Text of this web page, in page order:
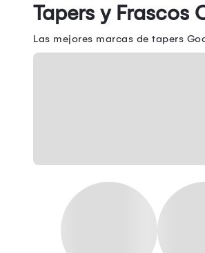
Tapers y Frascos
Las mejores marcas de tapers